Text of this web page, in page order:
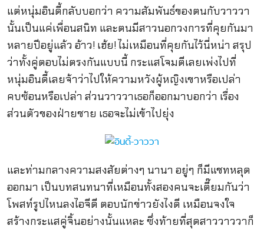
แต่หนุ่มอินดี้กลับบอกว่า ความสัมพันธ์ของตนกับวาววา
นั้นเป็นแค่เพื่อนสนิท และตนมีสาวนอกวงการที่คุยกันมา
หลายปีอยู่แล้ว อ้าว! เฮ้ย! ไม่เหมือนที่คุยกันไว้นี่หน่า สรุป
ว่าทั้งคู่ตอบไม่ตรงกันแบบนี้ กระแสโจมตีเลยเพ่งไปที่
หนุ่มอินดี้เลยจ้าว่าไปให้ความหวังผู้หญิงเขาหรือเปล่า
คบซ้อนหรือเปล่า ส่วนวาววาเธอก็ออกมาบอกว่า เรื่อง
ส่วนตัวของฝ่ายชาย เธอจะไม่เข้าไปยุ่ง
และท่ามกลางความสงสัยต่างๆ นานา อยู่ๆ ก็มีแชทหลุด
ออกมา เป็นบทสนทนาที่เหมือนทั้งสองคนจะเตี๊ยมกันว่า
โพสท์รูปไหนลงไอจีดี ตอบนักข่าวยังไงดี เหมือนจงใจ
สร้างกระแสคู่จิ้นอย่างนั้นแหละ ซึ่งท้ายที่สุดสาววาววาก็